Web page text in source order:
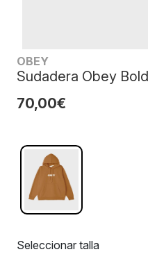
OBEY
Sudadera Obey
70,00€
Seleccionar talla